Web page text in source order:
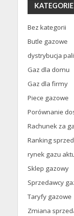
KATEGORIE
Bez kategorii
Butle gazowe
dystrybucja
Gaz dla domu
Gaz dla firmy
Piece gazowe
Porównanie
Rachunek za
Ranking
rynek gazu
Sklep gazowy
Sprzedawcy
Taryfy gazowe
Zmiana